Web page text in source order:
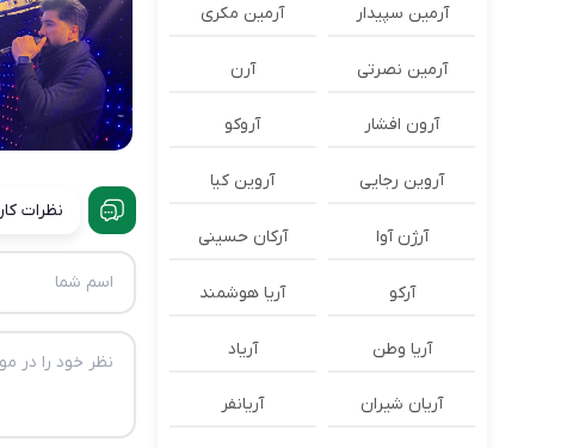
نظرات
آرمین سپیدار آرمین مکری
آرمین نصرتی آرن
آرون افشار آروکو
آروین رجایی آروین کیا
آرژن آوا آرکان حسینی
آرکو آریا هوشمند
آریا وطن آریاد
آریان شیران آریانفر